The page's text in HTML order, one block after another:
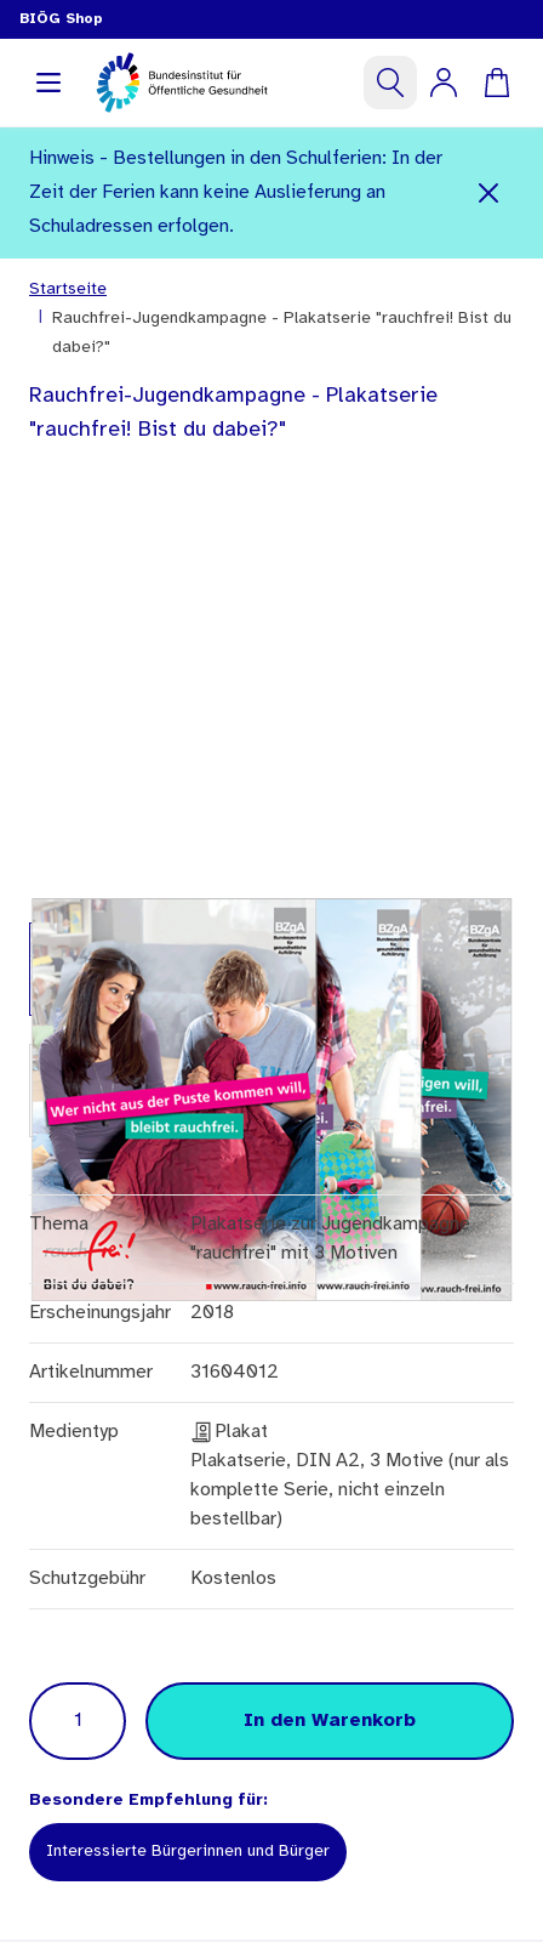
BIÖG Shop
Hinweis - Bestellungen in den Schulferien: In der
Zeit der Ferien kann keine Auslieferung an
Schuladressen erfolgen.
Startseite
Rauchfrei-Jugendkampagne - Plakatserie "rauchfrei! Bist du
dabei?"
Rauchfrei-Jugendkampagne - Plakatserie
"rauchfrei! Bist du dabei?"
Thema
Plakatserie zur Jugendkampagne
"rauchfrei" mit 3 Motiven
Erscheinungsjahr 2018
Artikelnummer 31604012
Medientyp
Plakat
Plakatserie, DIN A2, 3 Motive (nur als
komplette Serie, nicht einzeln
bestellbar)
Schutzgebühr Kostenlos
Menge
In den Warenkorb
Besondere Empfehlung für:
Interessierte Bürgerinnen und Bürger